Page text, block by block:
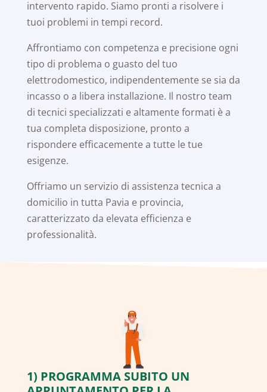
intervento rapido. Siamo pronti a risolvere i
tuoi problemi in tempi record.
Affrontiamo con competenza e precisione ogni
tipo di problema o guasto del tuo
elettrodomestico, indipendentemente se sia da
incasso o a libera installazione. Il nostro team
di tecnici specializzati e altamente formati è a
tua completa disposizione, pronto a
rispondere efficacemente a tutte le tue
esigenze.
Offriamo un servizio di assistenza tecnica a
domicilio in tutta Pavia e provincia,
caratterizzato da elevata efficienza e
professionalità.
1) PROGRAMMA SUBITO UN